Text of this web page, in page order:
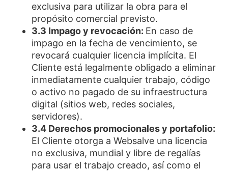
exclusiva para utilizar la obra para el
propósito comercial previsto.
3.3 Impago y revocación: En caso de
impago en la fecha de vencimiento, se
revocará cualquier licencia implícita. El
Cliente está legalmente obligado a eliminar
inmediatamente cualquier trabajo, código
o activo no pagado de su infraestructura
digital (sitios web, redes sociales,
servidores).
3.4 Derechos promocionales y portafolio:
El Cliente otorga a Websalve una licencia
no exclusiva, mundial y libre de regalías
para usar el trabajo creado, así como el